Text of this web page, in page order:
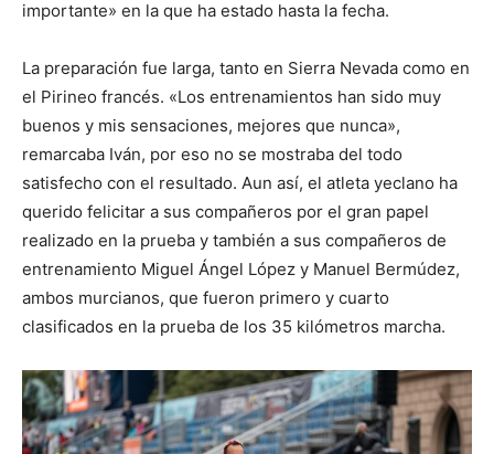
importante» en la que ha estado hasta la fecha.
La preparación fue larga, tanto en Sierra Nevada como en
el Pirineo francés. «Los entrenamientos han sido muy
buenos y mis sensaciones, mejores que nunca»,
remarcaba Iván, por eso no se mostraba del todo
satisfecho con el resultado. Aun así, el atleta yeclano ha
querido felicitar a sus compañeros por el gran papel
realizado en la prueba y también a sus compañeros de
entrenamiento Miguel Ángel López y Manuel Bermúdez,
ambos murcianos, que fueron primero y cuarto
clasificados en la prueba de los 35 kilómetros marcha.